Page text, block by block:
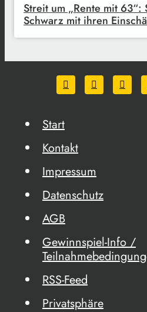
Streit um „Rente mit
Schwarz mit ihren
Start
Kontakt
Impressum
Datenschutz
AGB
Gewinnspiel-Info /
RSS-Feed
Privatsphäre